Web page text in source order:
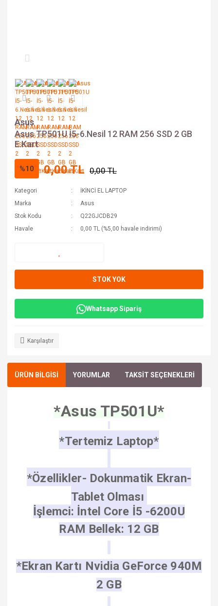
Asus
Asus TP501U İ5-6.Nesil 12 RAM 256 SSD 2 GB
E.Kart
%10 0,00 TL 0,00 TL
Kategori
İKİNCİ EL LAPTOP
Marka
Asus
Stok Kodu
Q22GJCDB29
Havale
0,00 TL (%5,00 havale indirimi)
STOK YOK
Whatsapp Sipariş
Karşılaştır
ÜRÜN BİLGİSİ YORUMLAR TAKSİT SEÇENEKLERİ
*Asus TP501U*
*Tertemiz Laptop*
*Özellikler- Dokunmatik Ekran-
Tablet Olması
İşlemci: İntel Core İ5 -6200U
RAM Bellek: 12 GB
*Ekran Kartı Nvidia GeForce 940M
2 GB